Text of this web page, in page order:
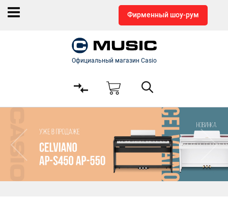
Фирменный шоу-рум
Официальный магазин Casio